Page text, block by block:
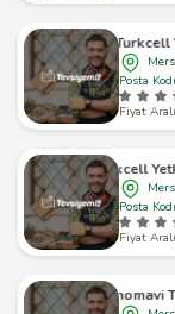
Turkcell
Posta
Fiyat
Turkcell
Posta
Fiyat
Teknomavi